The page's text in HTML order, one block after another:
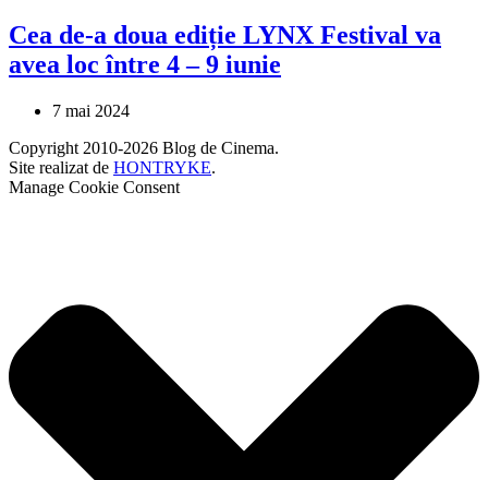
Cea de-a doua ediție LYNX Festival va
avea loc între 4 – 9 iunie
7 mai 2024
Copyright 2010-2026 Blog de Cinema.
Site realizat de HONTRYKE.
Manage Cookie Consent